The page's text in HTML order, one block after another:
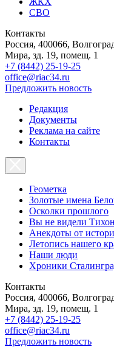
СВО
Контакты
Россия, 400066,
Мира, зд. 19, помещ. 1
+7 (8442) 25-19-25
office@riac34.ru
Предложить новость
Редакция
Документы
Реклама на сайте
Контакты
Геометка
Золотые имена
Осколки прошлого
Вы не видели
Анекдоты от
Летопись нашего
Наши люди
Хроники
Контакты
Россия, 400066,
Мира, зд. 19, помещ. 1
+7 (8442) 25-19-25
office@riac34.ru
Предложить новость